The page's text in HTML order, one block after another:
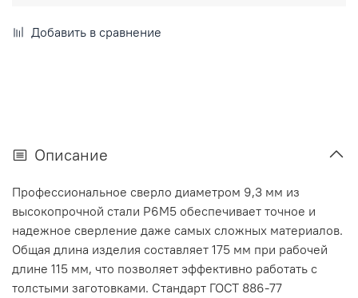
Добавить в сравнение
Описание
Профессиональное сверло диаметром 9,3 мм из
высокопрочной стали Р6М5 обеспечивает точное и
надежное сверление даже самых сложных материалов.
Общая длина изделия составляет 175 мм при рабочей
длине 115 мм, что позволяет эффективно работать с
толстыми заготовками. Стандарт ГОСТ 886-77